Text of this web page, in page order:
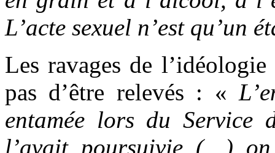
L’acte sexuel n’est qu’un
Les ravages de
pas d’être relevés : «
entamée lors du
l’avait poursuivie (…)